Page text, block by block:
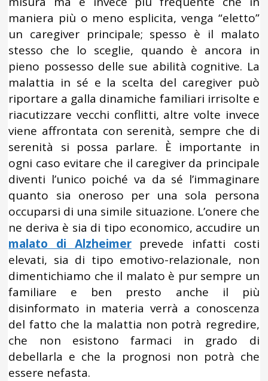
maniera più o meno esplicita, venga “eletto”
un caregiver principale; spesso è il malato
stesso che lo sceglie, quando è ancora in
pieno possesso delle sue abilità cognitive. La
malattia in sé e la scelta del caregiver può
riportare a galla dinamiche familiari irrisolte e
riacutizzare vecchi conflitti, altre volte invece
viene affrontata con serenità, sempre che di
serenità si possa parlare. È importante in
ogni caso evitare che il caregiver da principale
diventi l’unico poiché va da sé l’immaginare
quanto sia oneroso per una sola persona
occuparsi di una simile situazione. L’onere che
ne deriva è sia di tipo economico, accudire un
malato di Alzheimerprevede infatti costi
elevati, sia di tipo emotivo-relazionale, non
dimentichiamo che il malato è pur sempre un
familiare e ben presto anche il più
disinformato in materia verrà a conoscenza
del fatto che la malattia non potrà regredire,
che non esistono farmaci in grado di
debellarla e che la prognosi non potrà che
essere nefasta.